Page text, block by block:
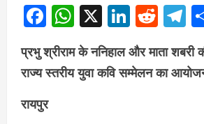
Facebook
WhatsApp
X
प्रभु श्रीराम के ननिहाल और माता शबरी
राज्य स्तरीय युवा कवि सम्मेलन का
रायपुर